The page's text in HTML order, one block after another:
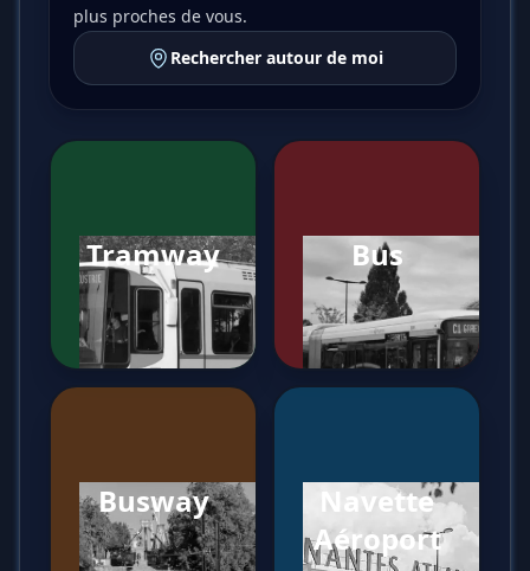
plus proches de vous.
Rechercher autour de moi
Tramway Bus
Busway
Navette
Aéroport